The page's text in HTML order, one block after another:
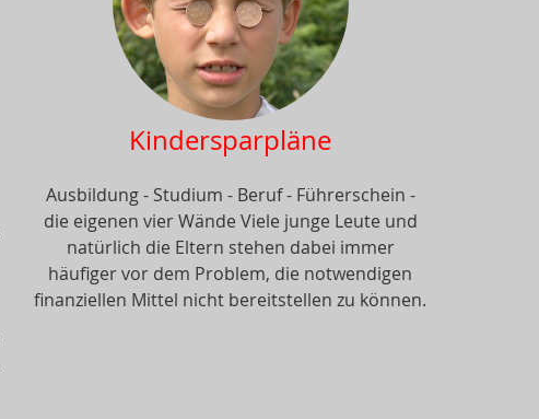
Kindersparpläne
Ausbildung - Studium - Beruf - Führerschein -
die eigenen vier Wände Viele junge Leute und
natürlich die Eltern stehen dabei immer
häufiger vor dem Problem, die notwendigen
finanziellen Mittel nicht bereitstellen zu können.